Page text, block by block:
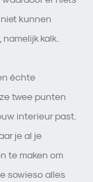
kunnen
kalk.
échte
twee punten
interieur past.
je al je
te maken om
sowieso alles